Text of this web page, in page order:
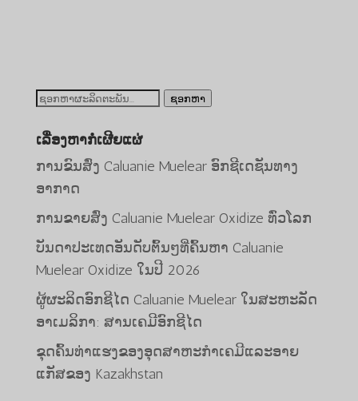
ຊອກ
ຊອກຫາ
ເລື່ອງຫາກໍ່ເຜີຍແຜ່
ການຂົນສົ່ງ Caluanie Muelear ອົກຊີເດຊັນທາງ
ອາກາດ
ການຂາຍສົ່ງ Caluanie Muelear Oxidize ທົ່ວໂລກ
ບັນດາປະເທດອັນດັບຕົ້ນໆທີ່ຄົ້ນຫາ Caluanie
Muelear Oxidize ໃນປີ 2026
ຜູ້ຜະລິດອົກຊີໄດ Caluanie Muelear ໃນສະຫະລັດ
ອາເມລິກາ: ສານເຄມີອົກຊີໄດ
ຂຸດຄົ້ນທ່າແຮງຂອງອຸດສາຫະກໍາເຄມີແລະອາຍ
ແກັສຂອງ Kazakhstan